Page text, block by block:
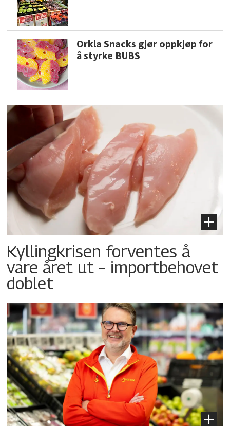
Orkla Snacks gjør oppkjøp for
å styrke BUBS
Kyllingkrisen forventes å
vare året ut – importbehovet
doblet